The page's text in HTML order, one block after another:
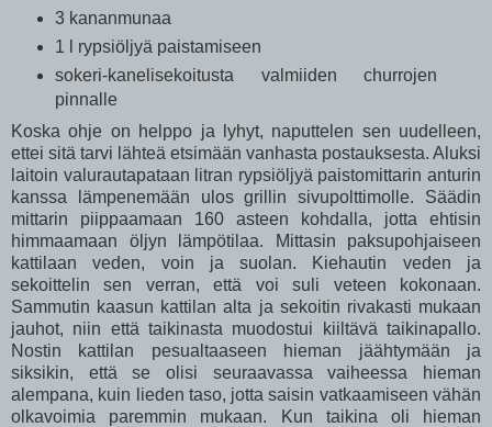
3 kananmunaa
1 l rypsiöljyä paistamiseen
sokeri-kanelisekoitusta valmiiden churrojen
pinnalle
Koska ohje on helppo ja lyhyt, naputtelen sen uudelleen,
ettei sitä tarvi lähteä etsimään vanhasta postauksesta. Aluksi
laitoin valurautapataan litran rypsiöljyä paistomittarin anturin
kanssa lämpenemään ulos grillin sivupolttimolle. Säädin
mittarin piippaamaan 160 asteen kohdalla, jotta ehtisin
himmaamaan öljyn lämpötilaa. Mittasin paksupohjaiseen
kattilaan veden, voin ja suolan. Kiehautin veden ja
sekoittelin sen verran, että voi suli veteen kokonaan.
Sammutin kaasun kattilan alta ja sekoitin rivakasti mukaan
jauhot, niin että taikinasta muodostui kiiltävä taikinapallo.
Nostin kattilan pesualtaaseen hieman jäähtymään ja
siksikin, että se olisi seuraavassa vaiheessa hieman
alempana, kuin lieden taso, jotta saisin vatkaamiseen vähän
olkavoimia paremmin mukaan. Kun taikina oli hieman